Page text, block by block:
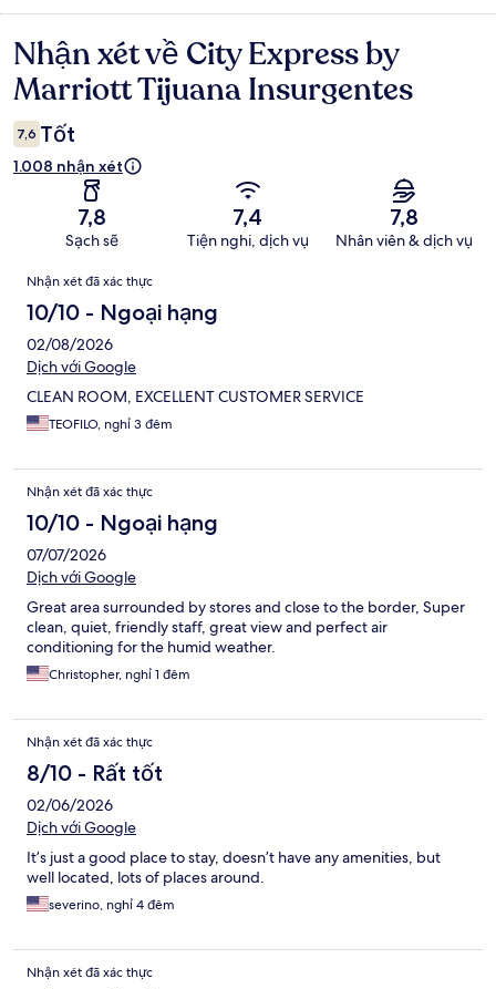
Nhận
xét
Nhận xét về City Express by
Marriott Tijuana Insurgentes
7,6 Tốt
1.008 nhận xét
7,8
Sạch sẽ
7,4
Tiện nghi, dịch vụ
7,8
Nhân viên & dịch vụ
Nhận
xét
Nhận xét đã xác thực
10/10 - Ngoại hạng
02/08/2026
Dịch với Google
CLEAN ROOM, EXCELLENT CUSTOMER SERVICE
TEOFILO, nghỉ 3 đêm
Nhận xét đã xác thực
10/10 - Ngoại hạng
07/07/2026
Dịch với Google
Great area surrounded by stores and close to the border, Super
clean, quiet, friendly staff, great view and perfect air
conditioning for the humid weather.
Christopher, nghỉ 1 đêm
Nhận xét đã xác thực
8/10 - Rất tốt
02/06/2026
Dịch với Google
It’s just a good place to stay, doesn’t have any amenities, but
well located, lots of places around.
severino, nghỉ 4 đêm
Nhận xét đã xác thực